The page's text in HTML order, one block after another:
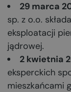
29 marca
sp. z o.o.
eksploatacji
jądrowej.
2 kwietnia
eksperckich
mieszkańcami